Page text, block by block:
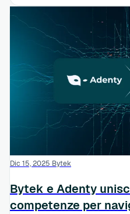
Dic 15, 2025 Bytek
Bytek e Adenty
competenze per